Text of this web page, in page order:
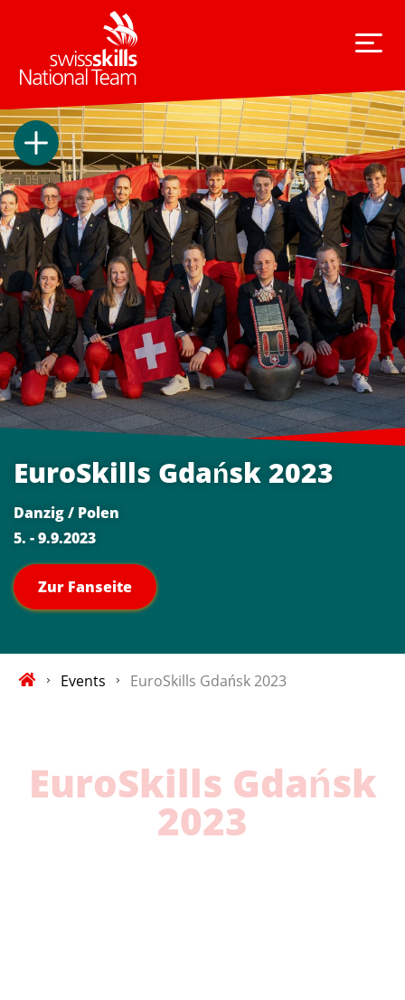
EuroSkills Gdańsk 2023
Danzig / Polen
5. - 9.9.2023
Zur Fanseite
Events EuroSkills Gdańsk 2023
EuroSkills Gdańsk
2023